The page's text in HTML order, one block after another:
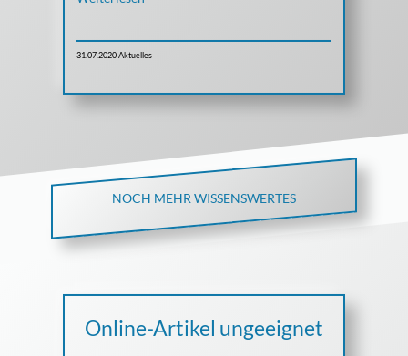
31.07.2020Aktuelles
NOCH MEHR WISSENSWERTES
Online-Artikel ungeeignet